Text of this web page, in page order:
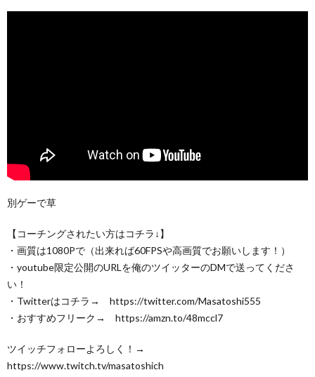
別ゲーで草
【コーチングされたい方はコチラ↓】
・画質は1080Pで（出来れば60FPSや高画質でお願いします！）
・youtube限定公開のURLを俺のツイッターのDMで送ってくださ
い！
・Twitterはコチラ→ https://twitter.com/Masatoshi555
・おすすめフリーク→ https://amzn.to/48mccl7
ツイッチフォローよろしく！→
https://www.twitch.tv/masatoshich